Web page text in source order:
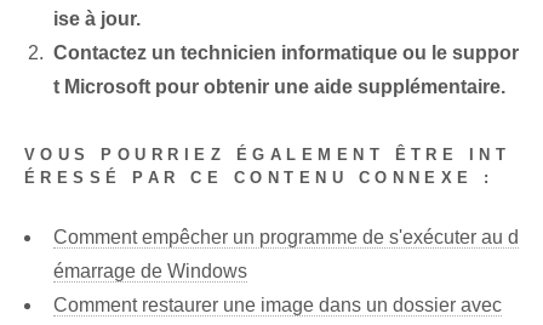
ise à jour.
Contactez un technicien informatique ou le suppor
t Microsoft pour obtenir une aide supplémentaire.
VOUS POURRIEZ ÉGALEMENT ÊTRE INT
ÉRESSÉ PAR CE CONTENU CONNEXE :
Comment empêcher un programme de s'exécuter au d
émarrage de Windows
Comment restaurer une image dans un dossier avec